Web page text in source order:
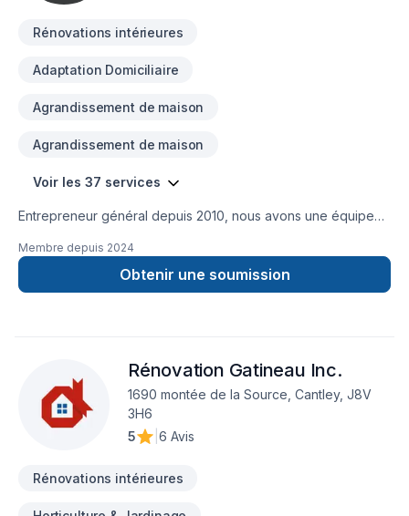
Rénovations intérieures
Adaptation Domiciliaire
Agrandissement de maison
Agrandissement de maison
Voir les 37 services
Entrepreneur général depuis 2010, nous avons une équipe
agrandissement, rénovation de tous genres, toiture, peinture,
revêtement extérieur etc.
Membre depuis 2024
Obtenir une soumission
Rénovation Gatineau Inc.
1690 montée de la Source, Cantley, J8V
3H6
5
6 Avis
Rénovations intérieures